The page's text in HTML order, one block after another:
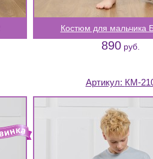
Костюм для мальчика
890руб.
Артикул: КМ-